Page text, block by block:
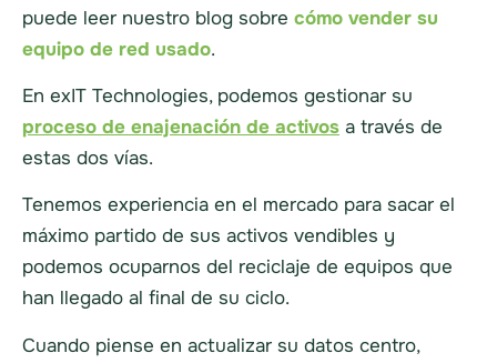
puede leer nuestro blog sobre cómo vender su
equipo de red usado.
En exIT Technologies, podemos gestionar su
proceso de enajenación de activos a través de
estas dos vías.
Tenemos experiencia en el mercado para sacar el
máximo partido de sus activos vendibles y
podemos ocuparnos del reciclaje de equipos que
han llegado al final de su ciclo.
Cuando piense en actualizar su datos centro,